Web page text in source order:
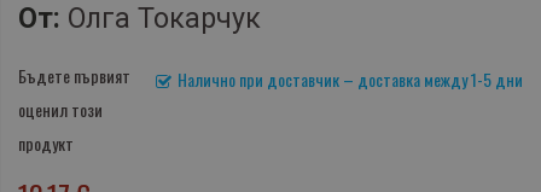
От: Олга Токарчук
Налично при доставчик – доставка между 1-5 дни
Бъдете първият
оценил този
продукт